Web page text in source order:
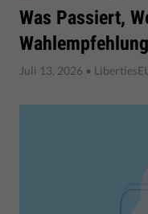
Was Passiert,
Juli 13, 2026 •